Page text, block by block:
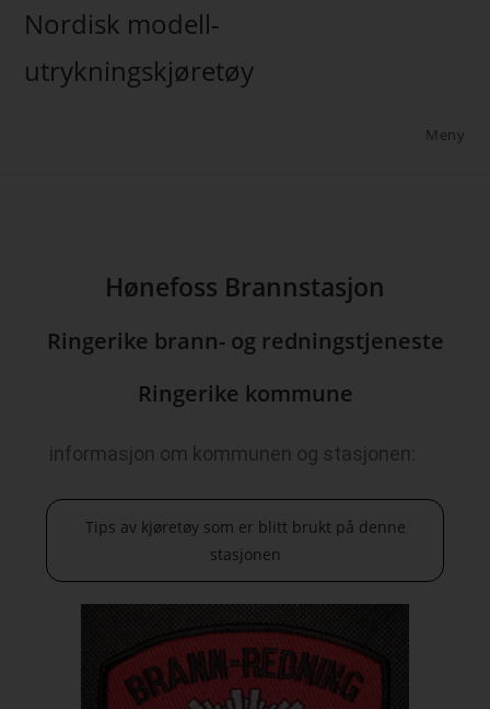
Nordisk modell-
utrykningskjøretøy
Meny
Hønefoss Brannstasjon
Ringerike brann- og redningstjeneste
Ringerike kommune
informasjon om kommunen og stasjonen:
Tips av kjøretøy som er blitt brukt på denne
stasjonen